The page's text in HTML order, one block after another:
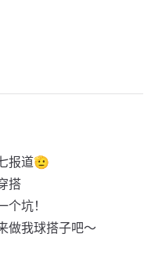
报道🫡
搭
坑！
做我球搭子吧～